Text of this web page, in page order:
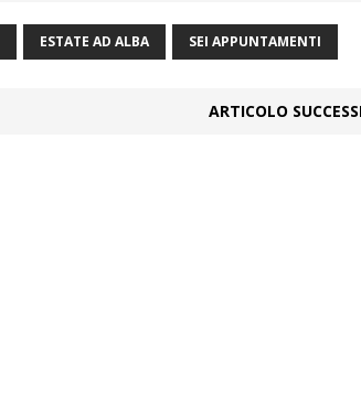
ESTATE AD ALBA SEI APPUNTAMENTI
ARTICOLO